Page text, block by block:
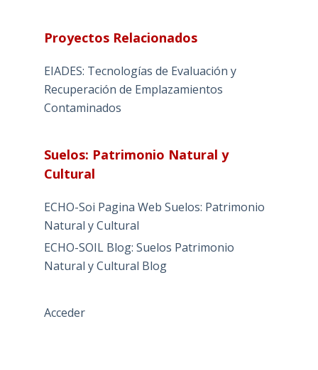
Proyectos Relacionados
EIADES: Tecnologías de Evaluación y
Recuperación de Emplazamientos
Contaminados
Suelos: Patrimonio Natural y
Cultural
ECHO-Soi Pagina Web Suelos: Patrimonio
Natural y Cultural
ECHO-SOIL Blog: Suelos Patrimonio
Natural y Cultural Blog
Acceder